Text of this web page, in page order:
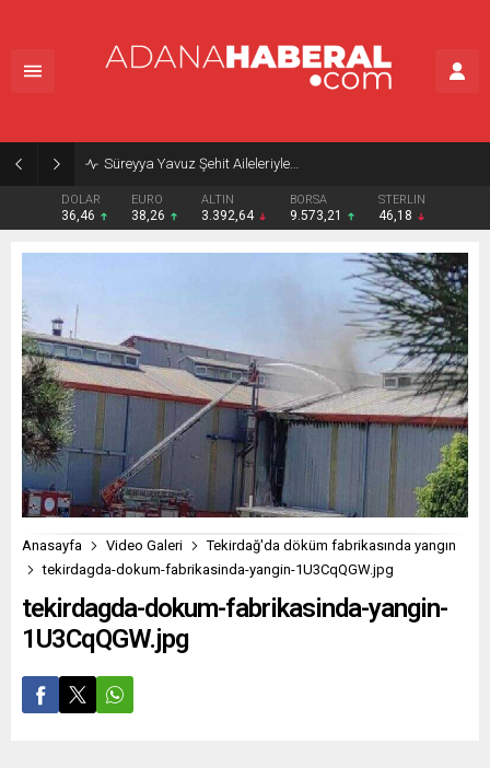
Süreyya Yavuz Şehit Aileleriyle…
DOLAR
36,46
EURO
38,26
ALTIN
3.392,64
BORSA
9.573,21
STERLIN
46,18
Anasayfa Video Galeri
Tekirdağ'da döküm fabrikasında yangın
tekirdagda-dokum-fabrikasinda-yangin-1U3CqQGW.jpg
tekirdagda-dokum-fabrikasinda-yangin-
1U3CqQGW.jpg